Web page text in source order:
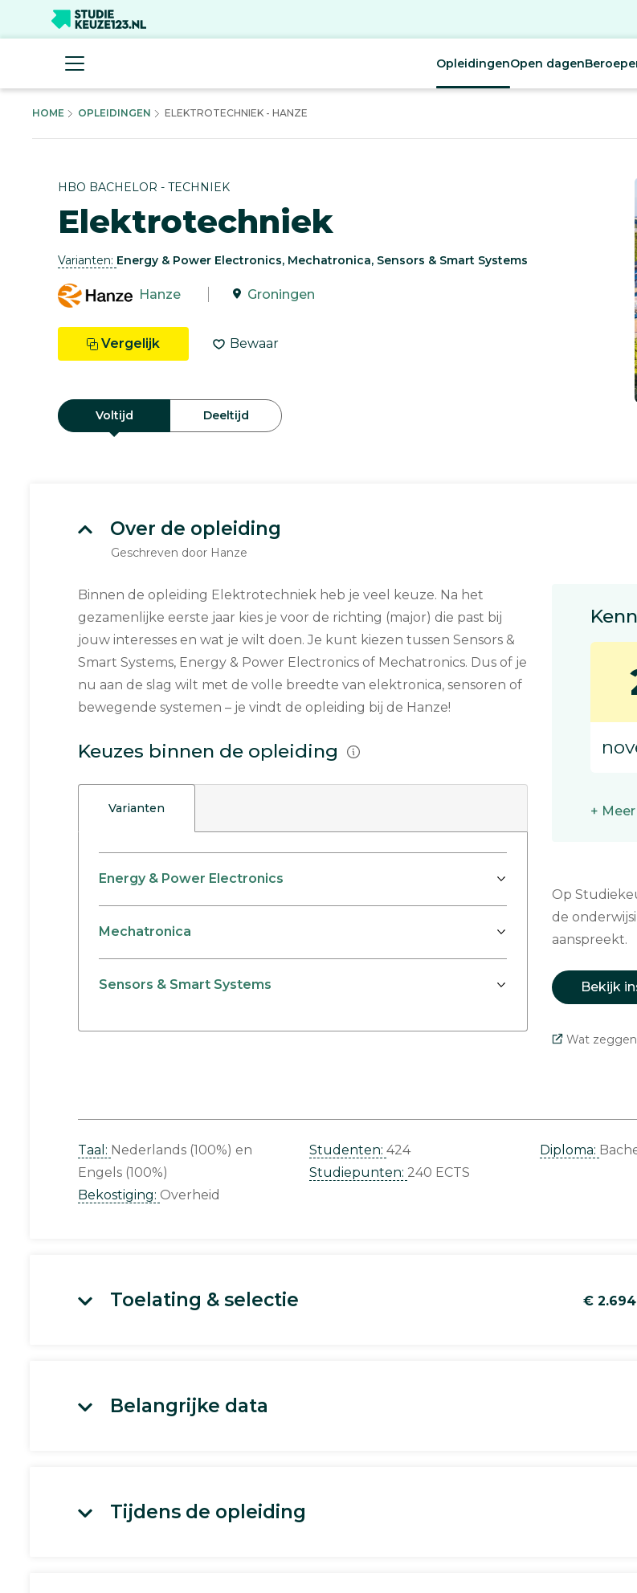
OpleidingenOpen dagen
HOME OPLEIDINGEN ELEKTROTECHNIEK - HANZE
HBO BACHELOR - TECHNIEK
Elektrotechniek
Varianten: Energy & Power Electronics, Mechatronica, Sensors & Smart Systems
Hanze Groningen
Vergelijk Bewaar
Voltijd Deeltijd
Over de opleiding
Geschreven door Hanze
Binnen de opleiding Elektrotechniek heb je veel keuze. Na het
gezamenlijke eerste jaar kies je voor de richting (major) die past bij
jouw interesses en wat je wilt doen. Je kunt kiezen tussen Sensors &
Smart Systems, Energy & Power Electronics of Mechatronics. Dus of je
nu aan de slag wilt met de volle breedte van elektronica, sensoren of
bewegende systemen – je vindt de opleiding bij de Hanze!
Keuzes binnen de opleiding
Varianten
Energy & Power Electronics
Mechatronica
Sensors & Smart Systems
+
Op
de
aanspreekt.
Bekijk
Wat zeggen
Taal: Nederlands (100%)
Engels (100%)
Bekostiging: Overheid
Studenten: 424
Studiepunten: 240 ECTS
Diploma:
Toelating & selectie € 2.694
Belangrijke data
Tijdens de opleiding